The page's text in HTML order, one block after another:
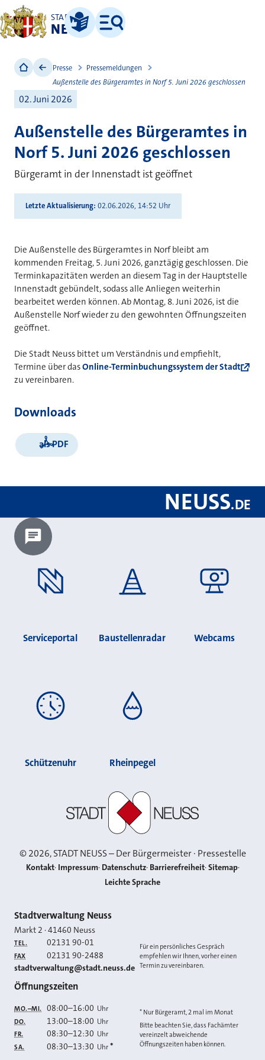
STADT
NEUSS
Leichte Sprache
Menü
Presse
Pressemeldungen
Außenstelle des Bürgeramtes in Norf 5. Juni 2026 geschlossen
02. Juni 2026
Außenstelle des Bürgeramtes in
Norf 5. Juni 2026 geschlossen
Bürgeramt in der Innenstadt ist geöffnet
Letzte Aktualisierung 02.06.2026, 14:52 Uhr
Die Außenstelle des Bürgeramtes in Norf bleibt am
kommenden Freitag, 5. Juni 2026, ganztägig geschlossen. Die
Terminkapazitäten werden an diesem Tag in der Hauptstelle
Innenstadt gebündelt, sodass alle Anliegen weiterhin
bearbeitet werden können. Ab Montag, 8. Juni 2026, ist die
Außenstelle Norf wieder zu den gewohnten Öffnungszeiten
geöffnet.
Die Stadt Neuss bittet um Verständnis und empfiehlt,
Termine über dasOnline-Terminbuchungssystem der Stadt
zu vereinbaren.
Downloads
als PDF
NEUSS.DE
Chatbot laden?
Serviceportal Baustellenradar Webcams
Schützenuhr Rheinpegel
©2026, STADT NEUSS – Der Bürgermeister · Pressestelle
Kontakt Impressum Datenschutz Barrierefreiheit Sitemap
Leichte Sprache
Kontakt
Stadtverwaltung Neuss
Markt 2 ·41460 Neuss
TEL. 02131 90-01
FAX 02131 90-2488
E-MAIL
stadtverwaltung@stadt.neuss.de
Für ein persönliches Gespräch
empfehlen wir Ihnen, vorher einen
Termin zu vereinbaren.
Öffnungszeiten
MO.–MI. 08:00–16:00 Uhr
DO. 13:00–18:00 Uhr
FR. 08:30–12:30 Uhr
SA. 08:30–13:30 Uhr *
* Nur Bürgeramt, 2 mal im Monat
Bitte beachten Sie, dass Fachämter
vereinzelt abweichende
Öffnungszeiten haben können.